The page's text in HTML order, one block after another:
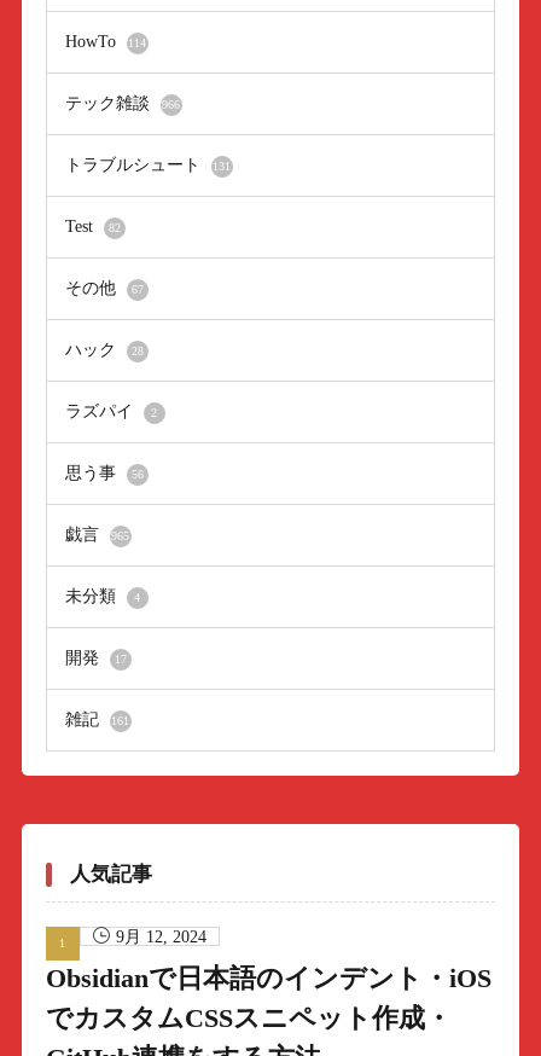
HowTo 114
テック雑談 966
トラブルシュート 131
Test 82
その他 67
ハック 28
ラズパイ 2
思う事 56
戯言 965
未分類 4
開発 17
雑記 161
人気記事
9月 12, 2024
Obsidianで日本語のインデント・iOS
でカスタムCSSスニペット作成・